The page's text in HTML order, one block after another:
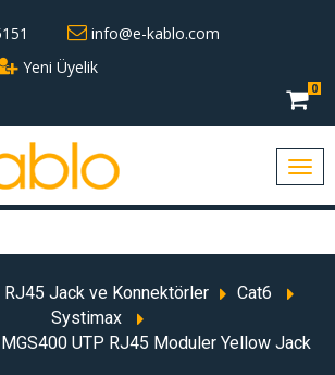
info@e-kablo.com
Yeni Üyelik
0
RJ45 Jack ve Konnektörler
Cat6
Systimax
UTP RJ45 Moduler Yellow Jack